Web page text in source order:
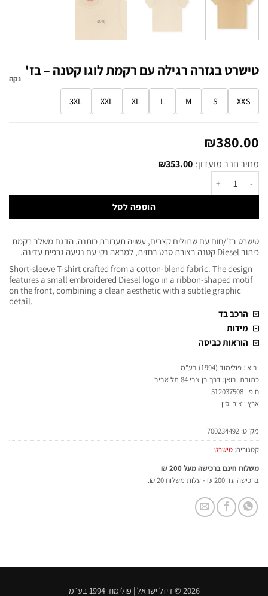
טישרט בגזרה רגילה עם רקמת לוגו קטנה – בז'
XXS
S
M
L
XL
XXL
3XL
נקה
₪380.00
מחיר חבר מועדון: ₪353.00
הוספה לסל
טישרט בז'/חום עם שרוולים קצרים, עשויה תערובת כותנה. הדגם משלב רקמת
כיתוב Diesel קטנה בצורת סרט בחזית, למראה נקי עם נגיעה גרפית עדינה.
Short-sleeve T-shirt crafted from a cotton-blend fabric. The design
features a small embroidered Diesel logo in a ribbon-shaped motif
on the front, combining a clean aesthetic with a subtle graphic
detail.
הרכב בד
מידות
הוראות כביסה
יבואן: פולימוד (1994) בע"מ
כתובת יבואן: דרך בן צבי 84 תל אביב
ח.פ.: 512037508
ארץ ייצור: סין
מק"ט: 700234492
קטגוריה: טישרט
משלוח חינם ברכישה מעל 200 ₪
ברכישה עד 200 ₪ - עלות משלוח 20 ₪.
2026 © דיזל ישראל | פולימוד 1994 בע״מ